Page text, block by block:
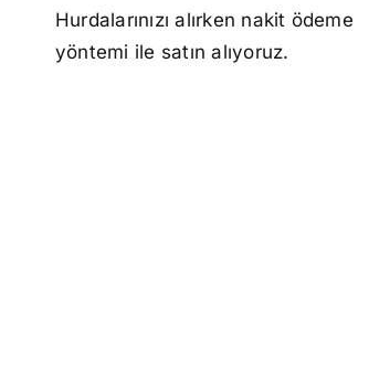
Hurdalarınızı alırken nakit ödeme
yöntemi ile satın alıyoruz.